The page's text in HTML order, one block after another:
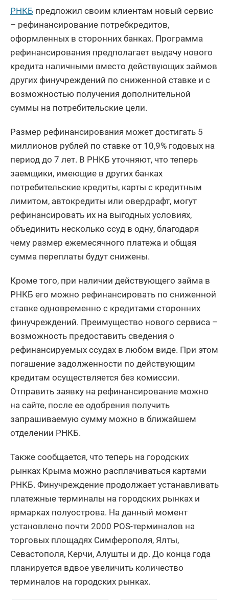
РНКБ предложил своим клиентам новый сервис
– рефинансирование потребкредитов,
оформленных в сторонних банках. Программа
рефинансирования предполагает выдачу нового
кредита наличными вместо действующих займов
других финучреждений по сниженной ставке и с
возможностью получения дополнительной
суммы на потребительские цели.
Размер рефинансирования может достигать 5
миллионов рублей по ставке от 10,9% годовых на
период до 7 лет. В РНКБ уточняют, что теперь
заемщики, имеющие в других банках
потребительские кредиты, карты с кредитным
лимитом, автокредиты или овердрафт, могут
рефинансировать их на выгодных условиях,
объединить несколько ссуд в одну, благодаря
чему размер ежемесячного платежа и общая
сумма переплаты будут снижены.
Кроме того, при наличии действующего займа в
РНКБ его можно рефинансировать по сниженной
ставке одновременно с кредитами сторонних
финучреждений. Преимущество нового сервиса –
возможность предоставить сведения о
рефинансируемых ссудах в любом виде. При этом
погашение задолженности по действующим
кредитам осуществляется без комиссии.
Отправить заявку на рефинансирование можно
на сайте, после ее одобрения получить
запрашиваемую сумму можно в ближайшем
отделении РНКБ.
Также сообщается, что теперь на городских
рынках Крыма можно расплачиваться картами
РНКБ. Финучреждение продолжает устанавливать
платежные терминалы на городских рынках и
ярмарках полуострова. На данный момент
установлено почти 2000 POS-терминалов на
торговых площадях Симферополя, Ялты,
Севастополя, Керчи, Алушты и др. До конца года
планируется вдвое увеличить количество
терминалов на городских рынках.